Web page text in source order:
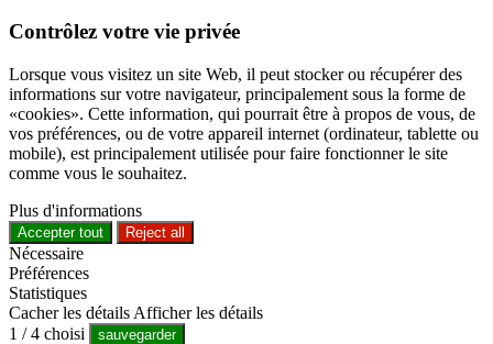
Contrôlez votre vie privée
Lorsque vous visitez un site Web, il peut stocker ou récupérer des
informations sur votre navigateur, principalement sous la forme de
«cookies». Cette information, qui pourrait être à propos de vous, de
vos préférences, ou de votre appareil internet (ordinateur, tablette ou
mobile), est principalement utilisée pour faire fonctionner le site
comme vous le souhaitez.
Plus d'informations
Accepter tout Reject all
Nécessaire
Préférences
Statistiques
Cacher les détails Afficher les détails
1 /4 choisi sauvegarder